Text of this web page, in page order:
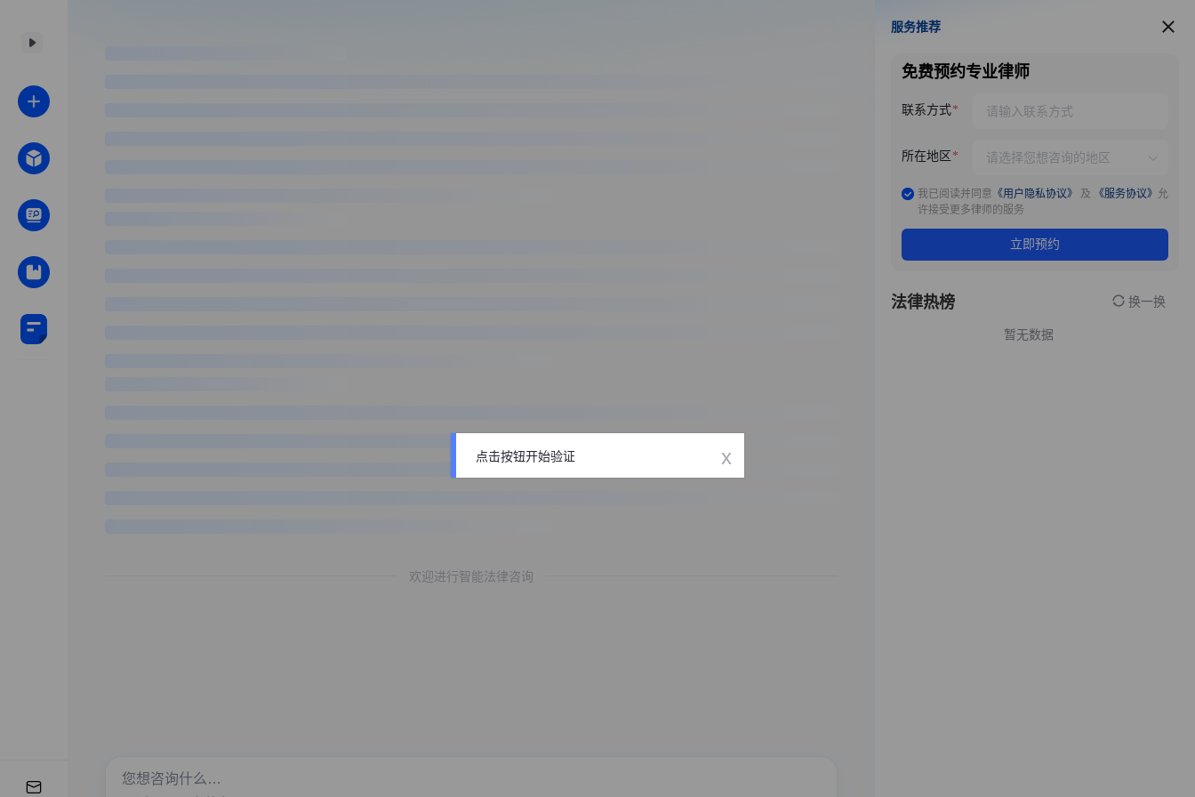
欢迎进行智能法律咨询
服务推荐
服务推荐
免费预约专业律师
联系方式
所在地区
我已阅读并同意 《用户隐私协议》 及 《服务协议》 允
许接受更多律师的服务
立即预约
法律热榜 换一换
暂无数据
点击按钮开始验证 x